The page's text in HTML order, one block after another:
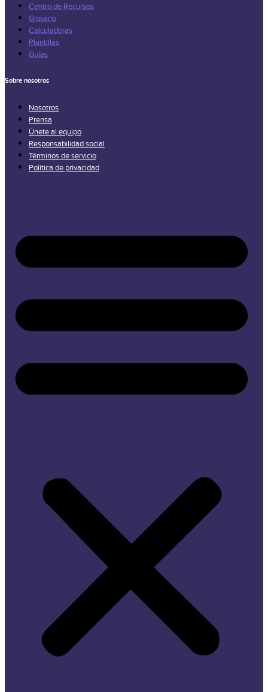
Centro de Recursos
Glosario
Calculadoras
Plantillas
Guías
Sobre nosotros
Nosotros
Prensa
Únete al equipo
Responsabilidad social
Términos de servicio
Política de privacidad